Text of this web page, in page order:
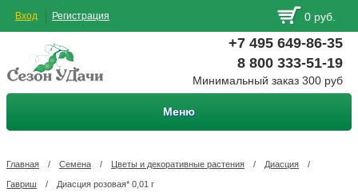
Вход Регистрация 0 руб.
+7 495 649-86-35
8 800 333-51-19
Минимальный заказ 300 руб
Меню
Главная / Семена / Цветы и декоративные растения / Диасция /
Гавриш / Диасция розовая* 0,01 г